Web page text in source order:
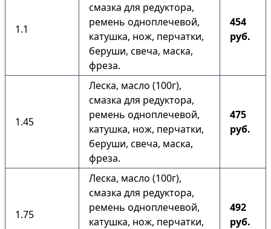
1.1
смазка для редуктора,
ремень одноплечевой,
катушка, нож, перчатки,
беруши, свеча, маска,
фреза.
454
руб.
1.45
Леска, масло (100г),
смазка для редуктора,
ремень одноплечевой,
катушка, нож, перчатки,
беруши, свеча, маска,
фреза.
475
руб.
1.75
Леска, масло (100г),
смазка для редуктора,
ремень одноплечевой,
катушка, нож, перчатки,
492
руб.